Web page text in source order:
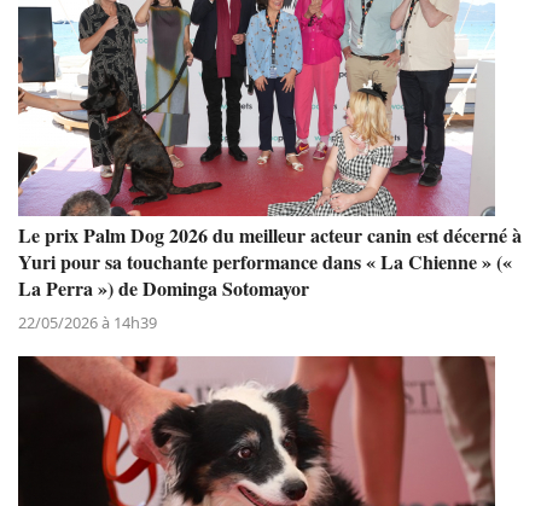
Le prix Palm Dog 2026 du meilleur acteur canin est décerné à
Yuri pour sa touchante performance dans « La Chienne » («
La Perra ») de Dominga Sotomayor
22/05/2026 à 14h39